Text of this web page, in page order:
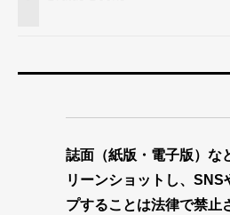
誌面（紙版・電子版）な
リーンショットし、SNS
プすることは法律で禁止